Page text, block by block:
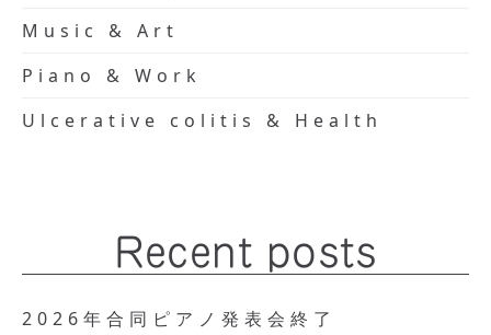
Music & Art
Piano & Work
Ulcerative colitis & Health
Recent posts
2026年合同ピアノ発表会終了